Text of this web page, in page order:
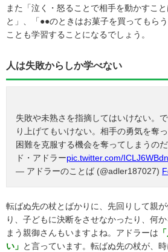
また「泣く・怒ることで相手を動かすこ
と」、「●●のときはお菓子を買ってもら
ことも学習することになるでしょう。
人は失敗からしか学べない
失敗や未熟さを指摘してはいけない。
り上げてもいけない。相手の勇気を奪
困難を克服する機会を奪ってしまうの
ド・アドラーpic.twitter.com/
— アドラーのことば (@adler187027)
転ばぬ先の杖とばかりに、先回りして親
り、子どもに決断をさせなかったり、何
まう親御さんもいますよね。アドラーは
い」 と言っています。転ばぬ先の杖が、